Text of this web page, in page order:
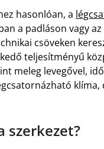
hasonlóan, a
a padláson vagy
csöveken
teljesítményű
meleg levegővel,
szerkezet?